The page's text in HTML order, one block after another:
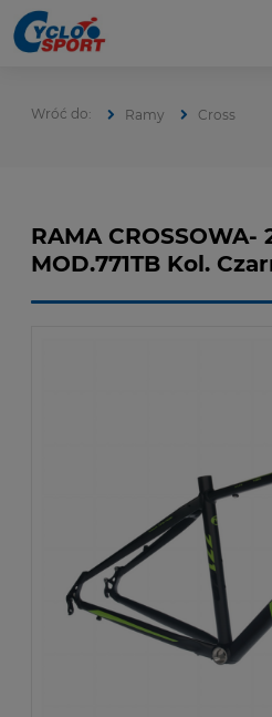
Ramy Cross
RAMA CROSSOWA-
MOD.771TB Kol.